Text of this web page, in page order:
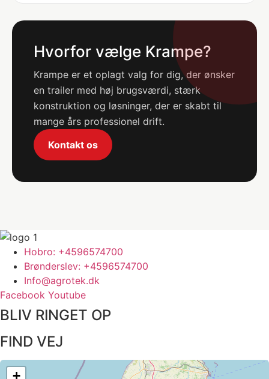
Hvorfor vælge Krampe?
Krampe er et oplagt valg for dig, der ønsker
en trailer med høj brugsværdi, stærk
konstruktion og løsninger, der er skabt til
mange års professionel drift.
Kontakt os
Hobro: +4596574700
Brønderslev: +4596574700
Info@agrotek.dk
Facebook Youtube
BLIV RINGET OP​
FIND VEJ​
+